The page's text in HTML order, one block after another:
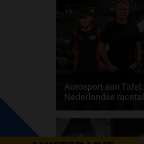
Autosport aan
Nederlandse
Hoe klim je naar te top in
nodig om alles uit je